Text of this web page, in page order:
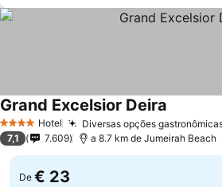
4 EstrelasHotel Diversas opções
Grand Excelsior Deira
7,1 7.609 a 8.7 km de Jumeirah Beach
De € 23